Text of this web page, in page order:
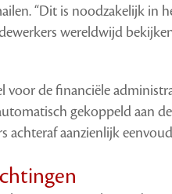
“Dit is noodzakelijk in
wereldwijd
de financiële
gekoppeld aan
achteraf aanzienlijk